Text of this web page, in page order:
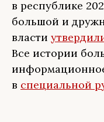
в республике
большой и
власти
Все истории
в специальной